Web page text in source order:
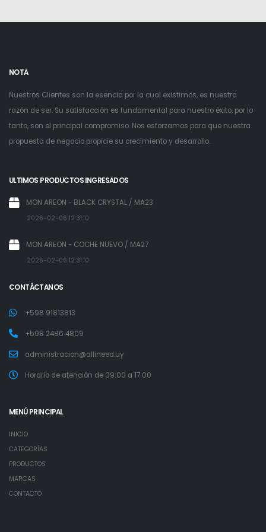
NOTA
Nuestros Clientes son la esencia por la cual existimos, es nuestra
razón de ser. Su satisfacción es fundamental para nuestro éxito, por lo
tanto, son el principal compromiso. Nos esforzamos para que nuestra
propuesta de negocio propicie su crecimiento y desarrollo.
ULTIMOS PRODUCTOS INGRESADOS
MON AREON - BLACK CRYSTAL / MA23
2026-02-06 12:31:10
MON AREON - COCHE NUEVO / MA27
2026-02-06 12:31:10
CONTÁCTANOS
+598 91813813
+598 2486 4809
administracion@allineed.uy
Horario de atención de 09:00 a 17:00
MENÚ PRINCIPAL
INICIO
CATEGORÍAS
PRODUCTOS
MARCAS
CONTACTO